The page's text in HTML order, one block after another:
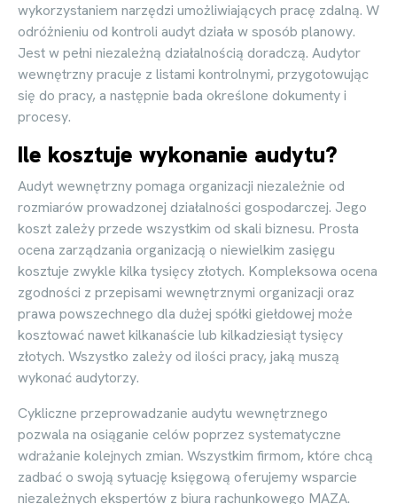
wykorzystaniem narzędzi umożliwiających pracę zdalną. W
odróżnieniu od kontroli audyt działa w sposób planowy.
Jest w pełni niezależną działalnością doradczą. Audytor
wewnętrzny pracuje z listami kontrolnymi, przygotowując
się do pracy, a następnie bada określone dokumenty i
procesy.
Ile kosztuje wykonanie audytu?
Audyt wewnętrzny pomaga organizacji niezależnie od
rozmiarów prowadzonej działalności gospodarczej. Jego
koszt zależy przede wszystkim od skali biznesu. Prosta
ocena zarządzania organizacją o niewielkim zasięgu
kosztuje zwykle kilka tysięcy złotych. Kompleksowa ocena
zgodności z przepisami wewnętrznymi organizacji oraz
prawa powszechnego dla dużej spółki giełdowej może
kosztować nawet kilkanaście lub kilkadziesiąt tysięcy
złotych. Wszystko zależy od ilości pracy, jaką muszą
wykonać audytorzy.
Cykliczne przeprowadzanie audytu wewnętrznego
pozwala na osiąganie celów poprzez systematyczne
wdrażanie kolejnych zmian. Wszystkim firmom, które chcą
zadbać o swoją sytuację księgową oferujemy wsparcie
niezależnych ekspertów z biura rachunkowego MAZA.